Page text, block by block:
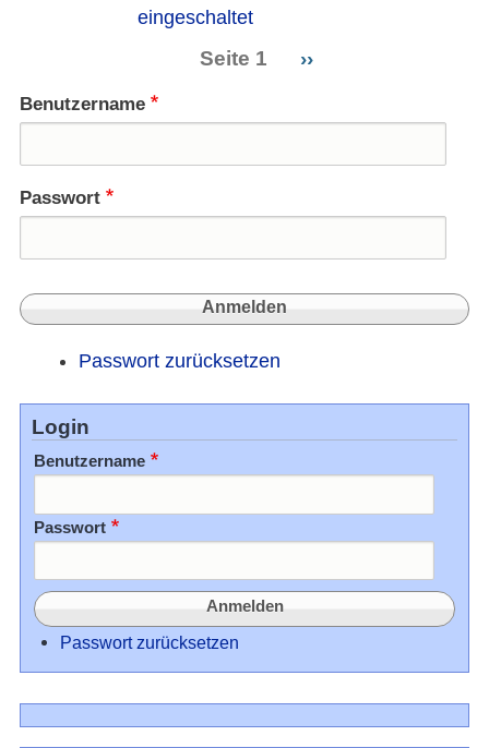
eingeschaltet
Seite 1
Nächste
››
Benutzername
Passwort
Passwort zurücksetzen
Login
Benutzername
Passwort
Passwort zurücksetzen